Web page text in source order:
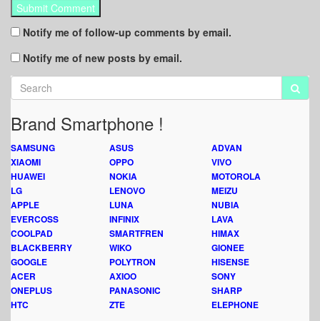
Notify me of follow-up comments by email.
Notify me of new posts by email.
Brand Smartphone !
SAMSUNG ASUS
ADVAN
XIAOMI
OPPO
VIVO
HUAWEI
NOKIA
MOTOROLA
LG
LENOVO
MEIZU
APPLE
LUNA
NUBIA
EVERCOSS
INFINIX
LAVA
COOLPAD
SMARTFREN
HIMAX
BLACKBERRY
WIKO
GIONEE
GOOGLE
POLYTRON
HISENSE
ACER
AXIOO
SONY
ONEPLUS
PANASONIC
SHARP
HTC
ZTE ELEPHONE